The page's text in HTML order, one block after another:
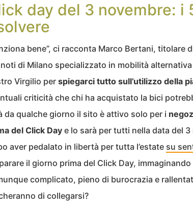
day del 3 novembre: i
bene”, ci racconta Marco Bertani, titolare
di Milano specializzato in mobilità
Virgilio perspiegarci tutto sull’utilizzo della
criticità che chi ha acquistato la bici
da qualche giorno il sito è attivo solo per i
del Click Day e lo sarà per tutti nella data del 3
aver pedalato in libertà per tutta l’estate su
il giorno prima del Click Day,
complicato, pieno di burocrazia e
di collegarsi?